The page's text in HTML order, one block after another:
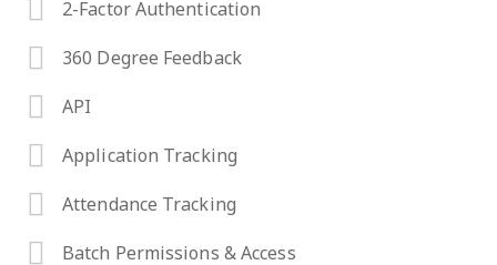
2-Factor Authentication
360 Degree Feedback
API
Application Tracking
Attendance Tracking
Batch Permissions & Access